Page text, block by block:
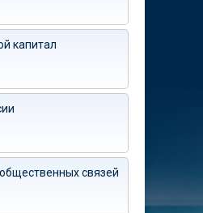
капитал
связей